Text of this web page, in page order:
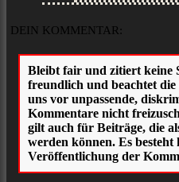
DEIN KOMMENTAR: